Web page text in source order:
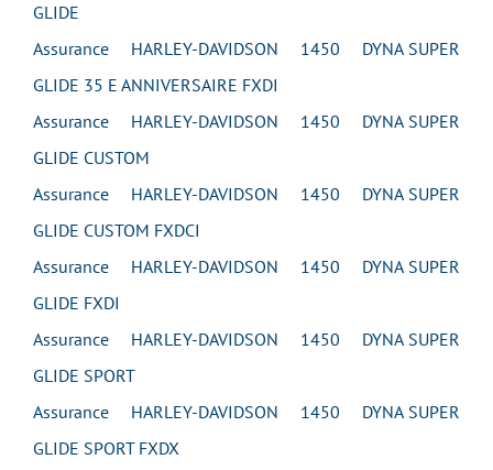
GLIDE
Assurance HARLEY-DAVIDSON 1450 DYNA SUPER
GLIDE 35 E ANNIVERSAIRE FXDI
Assurance HARLEY-DAVIDSON 1450 DYNA SUPER
GLIDE CUSTOM
Assurance HARLEY-DAVIDSON 1450 DYNA SUPER
GLIDE CUSTOM FXDCI
Assurance HARLEY-DAVIDSON 1450 DYNA SUPER
GLIDE FXDI
Assurance HARLEY-DAVIDSON 1450 DYNA SUPER
GLIDE SPORT
Assurance HARLEY-DAVIDSON 1450 DYNA SUPER
GLIDE SPORT FXDX